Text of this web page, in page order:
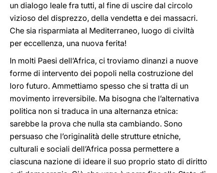
un dialogo leale fra tutti, al fine di uscire dal circolo
vizioso del disprezzo, della vendetta e dei massacri.
Che sia risparmiata al Mediterraneo, luogo di civiltà
per eccellenza, una nuova ferita!
In molti Paesi dell’Africa, ci troviamo dinanzi a nuove
forme di intervento dei popoli nella costruzione del
loro futuro. Ammettiamo spesso che si tratta di un
movimento irreversibile. Ma bisogna che l’alternativa
politica non si traduca in una alternanza etnica:
sarebbe la prova che nulla sta cambiando. Sono
persuaso che l’originalità delle strutture etniche,
culturali e sociali dell’Africa possa permettere a
ciascuna nazione di ideare il suo proprio stato di diritto